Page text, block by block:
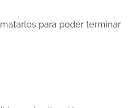
para poder terminar